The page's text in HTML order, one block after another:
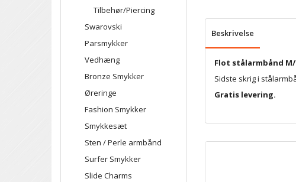
Tilbehør/Piercing
Swarovski
Parsmykker
Vedhæng
Bronze Smykker
Øreringe
Fashion Smykker
Smykkesæt
Sten / Perle armbånd
Surfer Smykker
Slide Charms
Beskrivelse
Flot stålarmbånd M/
Sidste skrig i
Gratis levering.